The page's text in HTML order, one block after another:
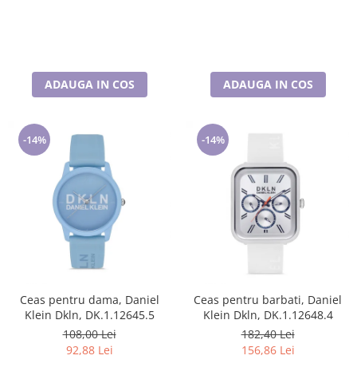
ADAUGA IN COS ADAUGA IN COS
-14%
Ceas pentru dama, Daniel
Klein Dkln, DK.1.12645.5
108,00 Lei
92,88 Lei
-14%
Ceas pentru barbati, Daniel
Klein Dkln, DK.1.12648.4
182,40 Lei
156,86 Lei